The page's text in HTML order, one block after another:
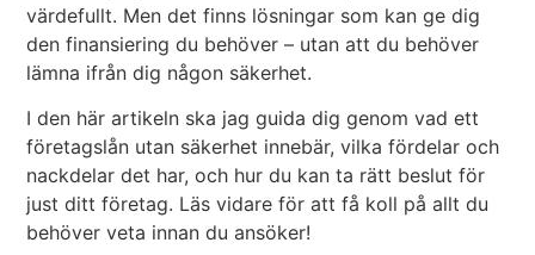
värdefullt. Men det finns lösningar som kan ge dig
den finansiering du behöver – utan att du behöver
lämna ifrån dig någon säkerhet.
I den här artikeln ska jag guida dig genom vad ett
företagslån utan säkerhet innebär, vilka fördelar och
nackdelar det har, och hur du kan ta rätt beslut för
just ditt företag. Läs vidare för att få koll på allt du
behöver veta innan du ansöker!